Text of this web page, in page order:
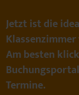
Jetzt ist die
Am besten
Termine.